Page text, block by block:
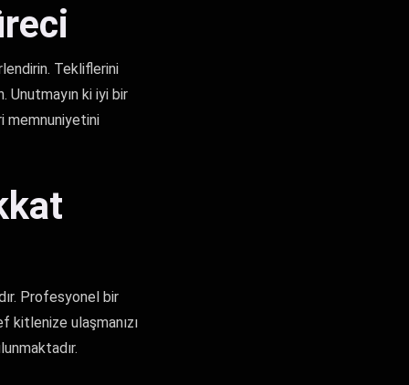
Tekliflerini
Unutmayın ki iyi bir
memnuniyetini
Profesyonel bir
kitlenize ulaşmanızı